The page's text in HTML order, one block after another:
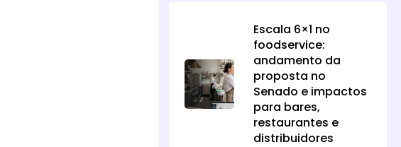
Escala 6×1 no
foodservice:
andamento da
proposta no
Senado e impactos
para bares,
restaurantes e
distribuidores